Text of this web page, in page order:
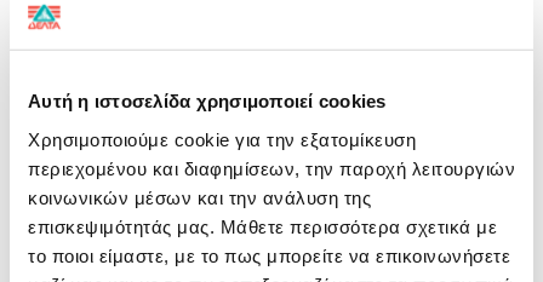
Αυτή η ιστοσελίδα χρησιμοποιεί cookies
Χρησιμοποιούμε cookie για την εξατομίκευση
περιεχομένου και διαφημίσεων, την παροχή λειτουργιών
κοινωνικών μέσων και την ανάλυση της
επισκεψιμότητάς μας. Μάθετε περισσότερα σχετικά με
το ποιοι είμαστε, με το πως μπορείτε να επικοινωνήσετε
A result of careful study, the Delta Smart line of
products is properly enriched to help cover the needs
Energy
202kJ/48kcal
Fats
0g